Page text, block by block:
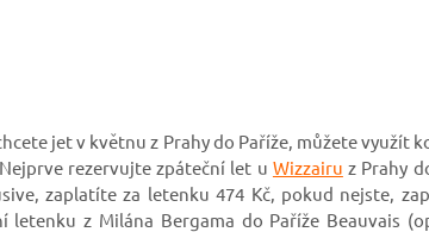
jet v květnu z Prahy do Paříže, můžete využít
rezervujte zpáteční let u Wizzairu z Prahy
zaplatíte za letenku 474 Kč, pokud nejste,
letenku z Milána Bergama do Paříže Beauvais